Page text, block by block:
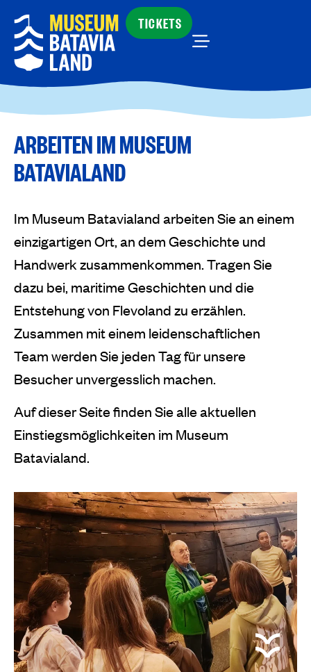
TICKETS
ARBEITEN IM MUSEUM
BATAVIALAND
Im Museum Batavialand arbeiten Sie an einem
einzigartigen Ort, an dem Geschichte und
Handwerk zusammenkommen. Tragen Sie
dazu bei, maritime Geschichten und die
Entstehung von Flevoland zu erzählen.
Zusammen mit einem leidenschaftlichen
Team werden Sie jeden Tag für unsere
Besucher unvergesslich machen.
Auf dieser Seite finden Sie alle aktuellen
Einstiegsmöglichkeiten im Museum
Batavialand.